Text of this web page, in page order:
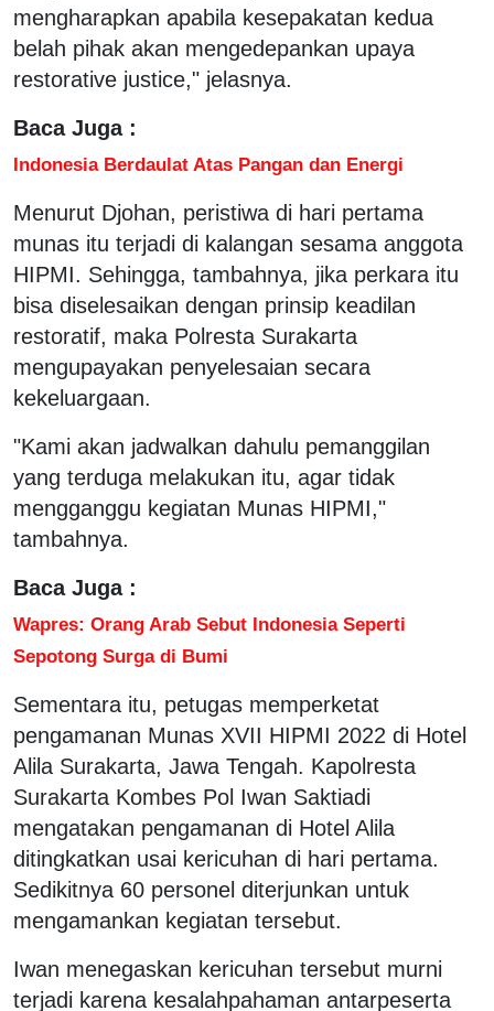
mengharapkan apabila kesepakatan kedua
belah pihak akan mengedepankan upaya
restorative justice," jelasnya.
Baca Juga :
Indonesia Berdaulat Atas Pangan dan Energi
Menurut Djohan, peristiwa di hari pertama
munas itu terjadi di kalangan sesama anggota
HIPMI. Sehingga, tambahnya, jika perkara itu
bisa diselesaikan dengan prinsip keadilan
restoratif, maka Polresta Surakarta
mengupayakan penyelesaian secara
kekeluargaan.
"Kami akan jadwalkan dahulu pemanggilan
yang terduga melakukan itu, agar tidak
mengganggu kegiatan Munas HIPMI,"
tambahnya.
Baca Juga :
Wapres: Orang Arab Sebut Indonesia Seperti
Sepotong Surga di Bumi
Sementara itu, petugas memperketat
pengamanan Munas XVII HIPMI 2022 di Hotel
Alila Surakarta, Jawa Tengah. Kapolresta
Surakarta Kombes Pol Iwan Saktiadi
mengatakan pengamanan di Hotel Alila
ditingkatkan usai kericuhan di hari pertama.
Sedikitnya 60 personel diterjunkan untuk
mengamankan kegiatan tersebut.
Iwan menegaskan kericuhan tersebut murni
terjadi karena kesalahpahaman antarpeserta